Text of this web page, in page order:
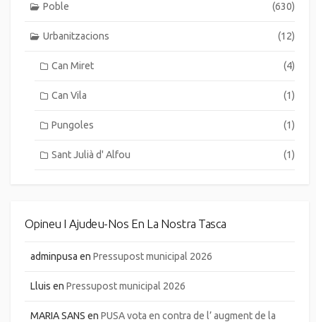
Poble (630)
Urbanitzacions (12)
Can Miret (4)
Can Vila (1)
Pungoles (1)
Sant Julià d' Alfou (1)
Opineu I Ajudeu-Nos En La Nostra Tasca
adminpusa en Pressupost municipal 2026
Lluis en Pressupost municipal 2026
MARIA SANS en PUSA vota en contra de l’ augment de la